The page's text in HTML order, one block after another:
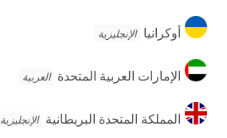
أوكرانيا
أوكرانيا الإنجليزية
الإمارات
العربية
الإمارات العربية المتحدة العربية
المملكة
المتحدة
المملكة المتحدة البريطانية الإنجليزية